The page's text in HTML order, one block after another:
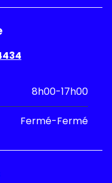
8h00-17h00
Fermé-Fermé